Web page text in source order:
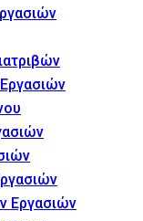
Εργασιών